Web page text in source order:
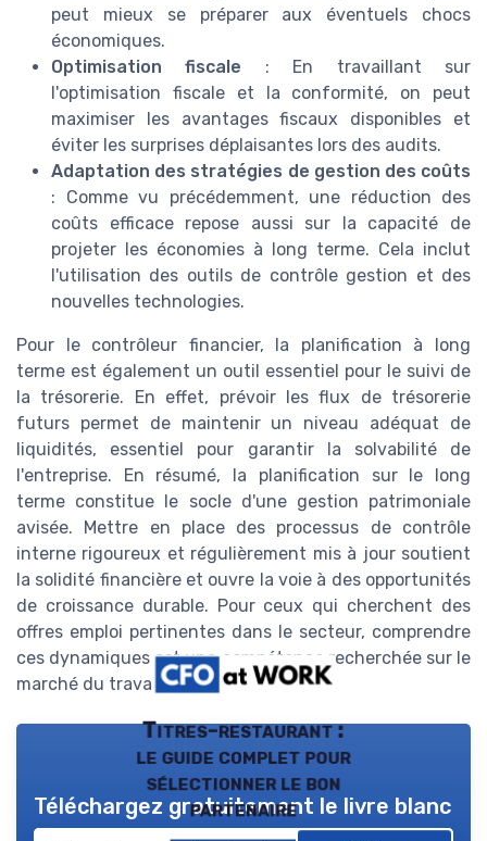
peut mieux se préparer aux éventuels chocs
économiques.
Optimisation fiscale : En travaillant sur
l'optimisation fiscale et la conformité, on peut
maximiser les avantages fiscaux disponibles et
éviter les surprises déplaisantes lors des audits.
Adaptation des stratégies de gestion des coûts
: Comme vu précédemment, une réduction des
coûts efficace repose aussi sur la capacité de
projeter les économies à long terme. Cela inclut
l'utilisation des outils de contrôle gestion et des
nouvelles technologies.
Pour le contrôleur financier, la planification à long
terme est également un outil essentiel pour le suivi de
la trésorerie. En effet, prévoir les flux de trésorerie
futurs permet de maintenir un niveau adéquat de
liquidités, essentiel pour garantir la solvabilité de
l'entreprise. En résumé, la planification sur le long
terme constitue le socle d'une gestion patrimoniale
avisée. Mettre en place des processus de contrôle
interne rigoureux et régulièrement mis à jour soutient
la solidité financière et ouvre la voie à des opportunités
de croissance durable. Pour ceux qui cherchent des
offres emploi pertinentes dans le secteur, comprendre
ces dynamiques est une compétence recherchée sur le
marché du travail à Paris et ailleurs.
Titres-restaurant :
le guide complet pour
sélectionner le bon
partenaire
Téléchargez gratuitement le livre blanc